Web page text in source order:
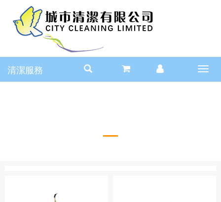
清潔服務